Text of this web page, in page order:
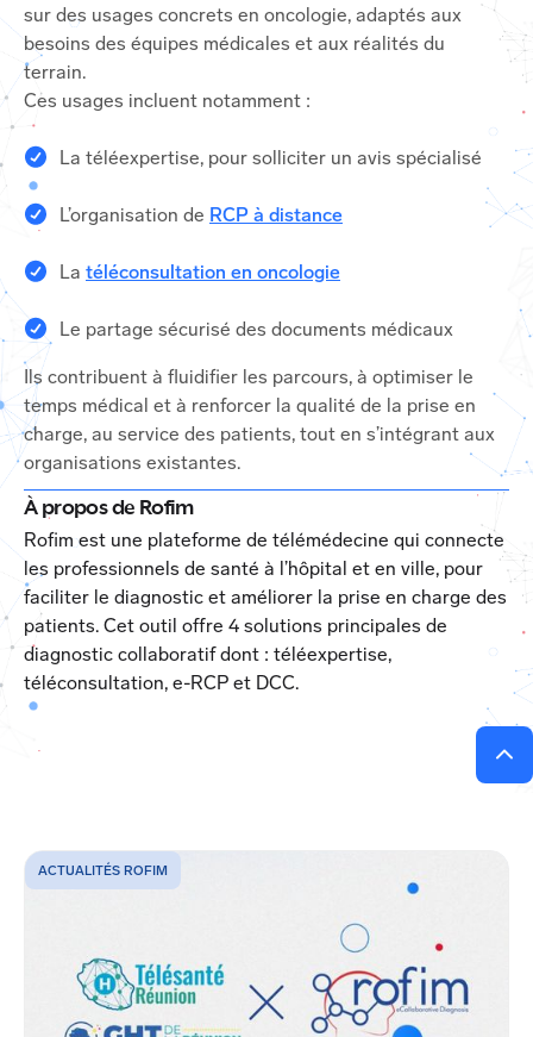
sur des usages concrets en oncologie, adaptés aux
besoins des équipes médicales et aux réalités du
terrain.
Ces usages incluent notamment :
La téléexpertise, pour solliciter un avis spécialisé
L’organisation de RCP à distance
La téléconsultation en oncologie
Le partage sécurisé des documents médicaux
Ils contribuent à fluidifier les parcours, à optimiser le
temps médical et à renforcer la qualité de la prise en
charge, au service des patients, tout en s’intégrant aux
organisations existantes.
À propos de Rofim
Rofim est une plateforme de télémédecine qui connecte
les professionnels de santé à l’hôpital et en ville, pour
faciliter le diagnostic et améliorer la prise en charge des
patients. Cet outil offre 4 solutions principales de
diagnostic collaboratif dont : téléexpertise,
téléconsultation, e-RCP et DCC.
ACTUALITÉS ROFIM